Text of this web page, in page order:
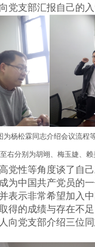
党支部汇报自己的
为杨松霖同志介绍会议流程
右分别为胡翊、梅玉婕、赖
党性等角度谈了自
为中国共产党员的
表示非常希望加入
得的成绩与存在不
向党支部介绍三位